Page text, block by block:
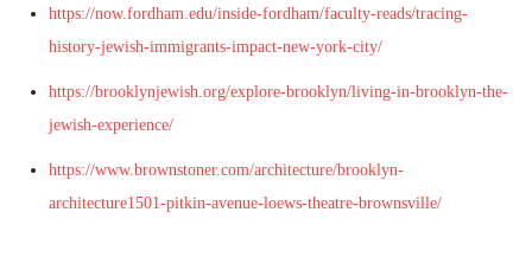
https://now.fordham.edu/inside-fordham/faculty-reads/tracing-
history-jewish-immigrants-impact-new-york-city/
https://brooklynjewish.org/explore-brooklyn/living-in-brooklyn-the-
jewish-experience/
https://www.brownstoner.com/architecture/brooklyn-
architecture1501-pitkin-avenue-loews-theatre-brownsville/